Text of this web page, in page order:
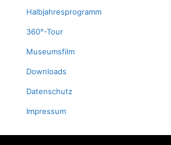
Halb­jah­res­pro­gramm
360°-Tour
Muse­ums­film
Down­loads
Daten­schutz
Impres­sum